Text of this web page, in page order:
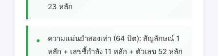
23 หลัก
ความแม่นยําสองเท่า (64 บิต): สัญลักษณ์ 1
หลัก + เลขชี้กําลัง 11 หลัก + ตัวเลข 52 หลัก